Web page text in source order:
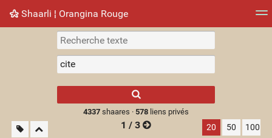
Shaarli ¦ Orangina Rouge
Nuage de tags Mur d'images
results.
4337shaares · 578liens privés
1 / 3 20 50 100